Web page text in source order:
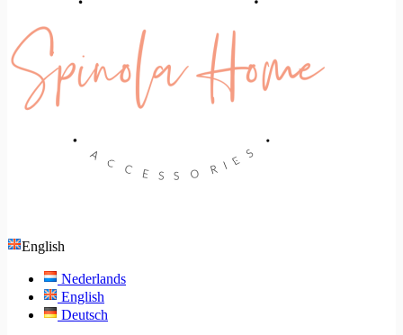
English
Nederlands
English
Deutsch